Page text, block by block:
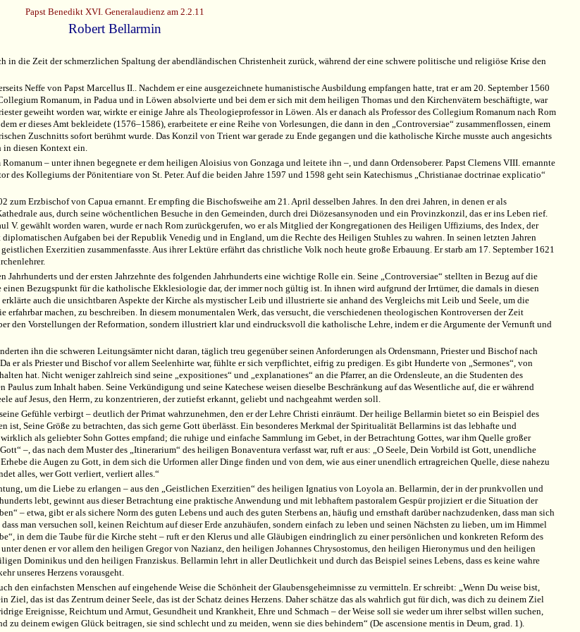
Papst Benedikt XVI. Generalaudienz am 2.2.11
Robert Bellarmin
die Zeit der schmerzlichen Spaltung der abendländischen Christenheit zurück, während der eine schwere politische und religiöse Krise den
Neffe von Papst Marcellus II.. Nachdem er eine ausgezeichnete humanistische Ausbildung empfangen hatte, trat er am 20. September 1560
Romanum, in Padua und in Löwen absolvierte und bei dem er sich mit dem heiligen Thomas und den Kirchenvätern beschäftigte, war
geweiht worden war, wirkte er einige Jahre als Theologieprofessor in Löwen. Als er danach als Professor des Collegium Romanum nach Rom
er dieses Amt bekleidete (1576–1586), erarbeitete er eine Reihe von Vorlesungen, die dann in den „Controversiae“ zusammenflossen, einem
Zuschnitts sofort berühmt wurde. Das Konzil von Trient war gerade zu Ende gegangen und die katholische Kirche musste auch angesichts
in diesen Kontext ein.
– unter ihnen begegnete er dem heiligen Aloisius von Gonzaga und leitete ihn –, und dann Ordensoberer. Papst Clemens VIII. ernannte
Kollegiums der Pönitentiare von St. Peter. Auf die beiden Jahre 1597 und 1598 geht sein Katechismus „Christianae doctrinae explicatio“
Erzbischof von Capua ernannt. Er empfing die Bischofsweihe am 21. April desselben Jahres. In den drei Jahren, in denen er als
aus, durch seine wöchentlichen Besuche in den Gemeinden, durch drei Diözesansynoden und ein Provinzkonzil, das er ins Leben rief.
V. gewählt worden waren, wurde er nach Rom zurückgerufen, wo er als Mitglied der Kongregationen des Heiligen Uffiziums, des Index, der
Aufgaben bei der Republik Venedig und in England, um die Rechte des Heiligen Stuhles zu wahren. In seinen letzten Jahren
Exerzitien zusammenfasste. Aus ihrer Lektüre erfährt das christliche Volk noch heute große Erbauung. Er starb am 17. September 1621
und der ersten Jahrzehnte des folgenden Jahrhunderts eine wichtige Rolle ein. Seine „Controversiae“ stellten in Bezug auf die
Bezugspunkt für die katholische Ekklesiologie dar, der immer noch gültig ist. In ihnen wird aufgrund der Irrtümer, die damals in diesen
auch die unsichtbaren Aspekte der Kirche als mystischer Leib und illustrierte sie anhand des Vergleichs mit Leib und Seele, um die
machen, zu beschreiben. In diesem monumentalen Werk, das versucht, die verschiedenen theologischen Kontroversen der Zeit
den Vorstellungen der Reformation, sondern illustriert klar und eindrucksvoll die katholische Lehre, indem er die Argumente der Vernunft und
ihn die schweren Leitungsämter nicht daran, täglich treu gegenüber seinen Anforderungen als Ordensmann, Priester und Bischof nach
er als Priester und Bischof vor allem Seelenhirte war, fühlte er sich verpflichtet, eifrig zu predigen. Es gibt Hunderte von „Sermones“, von
hat. Nicht weniger zahlreich sind seine „expositiones“ und „explanationes“ an die Pfarrer, an die Ordensleute, an die Studenten des
zum Inhalt haben. Seine Verkündigung und seine Katechese weisen dieselbe Beschränkung auf das Wesentliche auf, die er während
auf Jesus, den Herrn, zu konzentrieren, der zutiefst erkannt, geliebt und nachgeahmt werden soll.
Gefühle verbirgt – deutlich der Primat wahrzunehmen, den er der Lehre Christi einräumt. Der heilige Bellarmin bietet so ein Beispiel des
ist, Seine Größe zu betrachten, das sich gerne Gott überlässt. Ein besonderes Merkmal der Spiritualität Bellarmins ist das lebhafte und
als geliebter Sohn Gottes empfand; die ruhige und einfache Sammlung im Gebet, in der Betrachtung Gottes, war ihm Quelle großer
–, das nach dem Muster des „Itinerarium“ des heiligen Bonaventura verfasst war, ruft er aus: „O Seele, Dein Vorbild ist Gott, unendliche
die Augen zu Gott, in dem sich die Urformen aller Dinge finden und von dem, wie aus einer unendlich ertragreichen Quelle, diese nahezu
alles, wer Gott verliert, verliert alles.“
um die Liebe zu erlangen – aus den „Geistlichen Exerzitien“ des heiligen Ignatius von Loyola an. Bellarmin, der in der prunkvollen und
lebt, gewinnt aus dieser Betrachtung eine praktische Anwendung und mit lebhaftem pastoralem Gespür projiziert er die Situation der
– etwa, gibt er als sichere Norm des guten Lebens und auch des guten Sterbens an, häufig und ernsthaft darüber nachzudenken, dass man sich
man versuchen soll, keinen Reichtum auf dieser Erde anzuhäufen, sondern einfach zu leben und seinen Nächsten zu lieben, um im Himmel
in dem die Taube für die Kirche steht – ruft er den Klerus und alle Gläubigen eindringlich zu einer persönlichen und konkreten Reform des
denen er vor allem den heiligen Gregor von Nazianz, den heiligen Johannes Chrysostomus, den heiligen Hieronymus und den heiligen
Dominikus und den heiligen Franziskus. Bellarmin lehrt in aller Deutlichkeit und durch das Beispiel seines Lebens, dass es keine wahre
unseres Herzens vorausgeht.
den einfachsten Menschen auf eingehende Weise die Schönheit der Glaubensgeheimnisse zu vermitteln. Er schreibt: „Wenn Du weise bist,
Ziel, das ist das Zentrum deiner Seele, das ist der Schatz deines Herzens. Daher schätze das als wahrlich gut für dich, was dich zu deinem Ziel
Ereignisse, Reichtum und Armut, Gesundheit und Krankheit, Ehre und Schmach – der Weise soll sie weder um ihrer selbst willen suchen,
deinem ewigen Glück beitragen, sie sind schlecht und zu meiden, wenn sie dies behindern“ (De ascensione mentis in Deum, grad. 1).